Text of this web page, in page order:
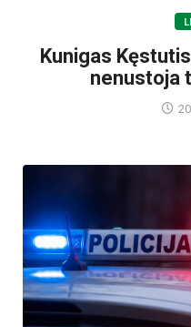
Kunigas
nenustoja